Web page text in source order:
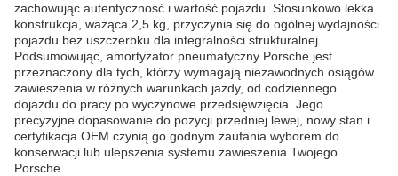
zachowując autentyczność i wartość pojazdu. Stosunkowo lekka
konstrukcja, ważąca 2,5 kg, przyczynia się do ogólnej wydajności
pojazdu bez uszczerbku dla integralności strukturalnej.
Podsumowując, amortyzator pneumatyczny Porsche jest
przeznaczony dla tych, którzy wymagają niezawodnych osiągów
zawieszenia w różnych warunkach jazdy, od codziennego
dojazdu do pracy po wyczynowe przedsięwzięcia. Jego
precyzyjne dopasowanie do pozycji przedniej lewej, nowy stan i
certyfikacja OEM czynią go godnym zaufania wyborem do
konserwacji lub ulepszenia systemu zawieszenia Twojego
Porsche.